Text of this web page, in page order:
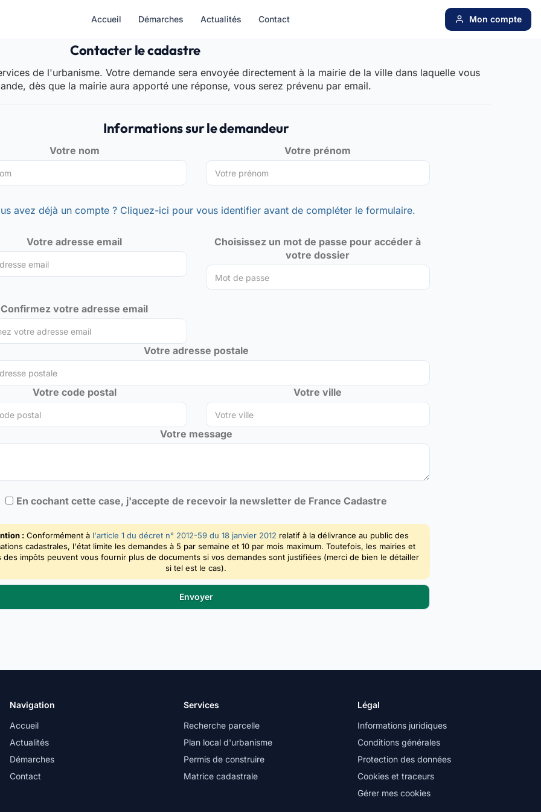
Accueil Démarches Actualités Contact Mon compte
Contacter le cadastre
de l'urbanisme. Votre demande sera envoyée directement à la mairie de la ville dans laquelle vous
dès que la mairie aura apporté une réponse, vous serez prévenu par email.
Informations sur le demandeur
Votre nom Votre prénom
avez déjà un compte ? Cliquez-ici pour vous identifier avant de compléter le formulaire.
Votre adresse email
Choisissez un mot de passe pour accéder à
votre dossier
Confirmez votre adresse email
Votre adresse postale
Votre code postal Votre ville
Votre message
En cochant cette case, j'accepte de recevoir la newsletter de France Cadastre
: Conformément à l'article 1 du décret n° 2012-59 du 18 janvier 2012 relatif à la délivrance au public des
cadastrales, l'état limite les demandes à 5 par semaine et 10 par mois maximum. Toutefois, les mairies et
des impôts peuvent vous fournir plus de documents si vos demandes sont justifiées (merci de bien le détailler
si tel est le cas).
Navigation
Accueil
Actualités
Démarches
Contact
Services
Recherche parcelle
Plan local d'urbanisme
Permis de construire
Matrice cadastrale
Légal
Informations juridiques
Conditions générales
Protection des données
Cookies et traceurs
Gérer mes cookies